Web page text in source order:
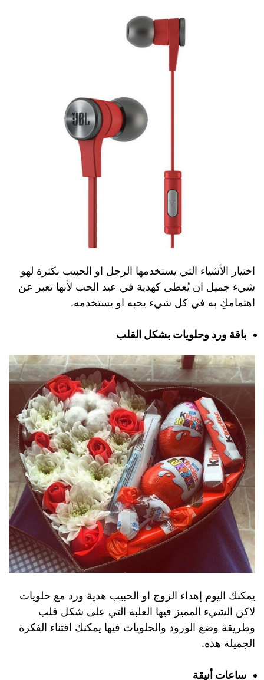
اختيار الأشياء التي يستخدمها الرجل او الحبيب بكثرة لهو
شيء جميل ان يُعطى كهدية في عيد الحب لأنها تعبر عن
اهتمامكِ به في كل شيء يحبه او يستخدمه.
باقة ورد وحلويات بشكل القلب
يمكنك اليوم إهداء الزوج او الحبيب هدية ورد مع حلويات
لاكن الشيء المميز فيها العلبة التي على شكل قلب
وطريقة وضع الورود والحلويات فيها يمكنك اقتناء الفكرة
الجميلة هذه.
ساعات أنيقة